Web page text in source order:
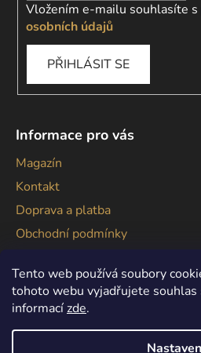
Tento web používá soubory
tohoto webu vyjadřujete souhlas
informacízde.
Vložením e-mailu souhlasíte s
osobních údajů
PŘIHLÁSIT SE
Informace pro vás
Magazín
Kontakt
Doprava a platba
Obchodní podmínky